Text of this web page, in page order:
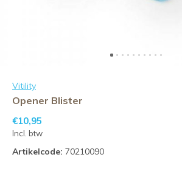
Vitility
Opener Blister
€10,95
Incl. btw
Artikelcode: 70210090